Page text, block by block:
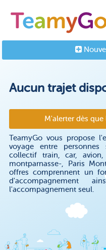
Aucun trajet
M'alerter dès
TeamyGo vous propose
voyage entre
collectif train, car,
montparnasse-, Paris
offres comprennent un
l'accompagnement seul.